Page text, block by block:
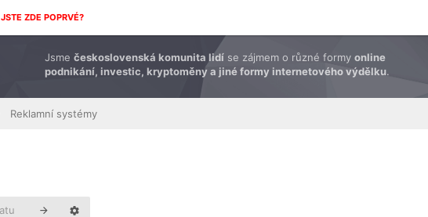
JSTE ZDE POPRVÉ?
Jsme československá komunita lidí se zájmem o různé formy online
podnikání, investic, kryptoměny a jiné formy internetového výdělku.
Reklamní systémy